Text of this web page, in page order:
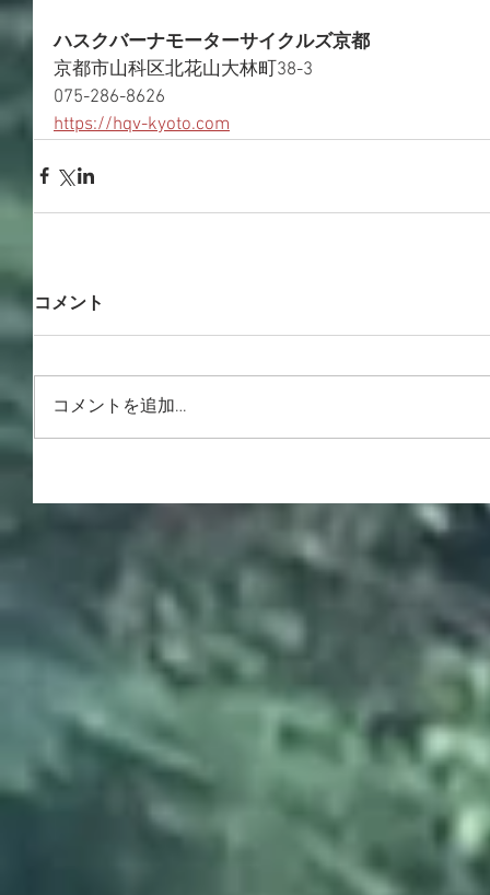
ハスクバーナモーターサイクルズ京都
京都市山科区北花山大林町38-3
075-286-8626
https://hqv-kyoto.com
コメント
コメントを追加…